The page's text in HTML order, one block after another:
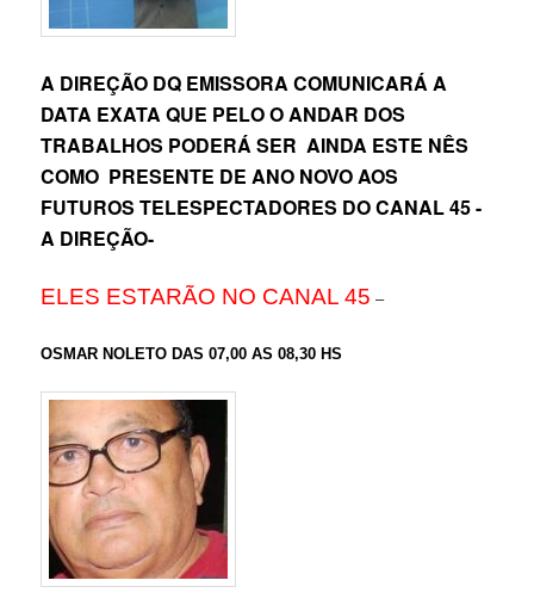
A DIREÇÃO DQ EMISSORA COMUNICARÁ A
DATA EXATA QUE PELO O ANDAR DOS
TRABALHOS PODERÁ SER AINDA ESTE NÊS
COMO PRESENTE DE ANO NOVO AOS
FUTUROS TELESPECTADORES DO CANAL 45 -
A DIREÇÃO-
ELES ESTARÃO NO CANAL 45 –
OSMAR NOLETO DAS 07,00 AS 08,30 HS